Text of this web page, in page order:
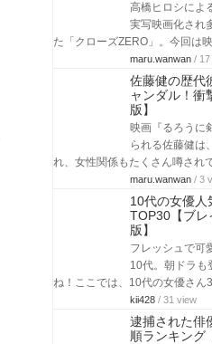
高橋ヒロシによ
実写映画化され
た「クローズZERO」。今回は
maru.wanwan /
佐藤健の歴代
ャンダル！衝
版】
映画『るろうに
られる佐藤健は
れ、女性関係もたくさん噂され
maru.wanwan / 3
10代の女優人
TOP30【ブレ
版】
フレッシュで可
10代。朝ドラも
ね！ここでは、10代の女優さ
kii428 / 31 view
逮捕された俳
順ランキング